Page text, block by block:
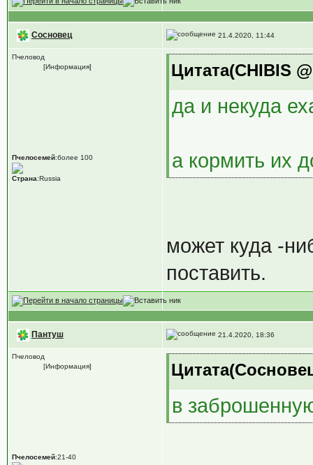
Сосновец 21.4.2020, 11:44
Пчеловод
[Информация]
Пчелосемей:более 100
Страна:Russia
Цитата(CHIBIS
да и некуда
а кормить их
может куда -
поставить.
Пантуш 21.4.2020, 18:36
Пчеловод
[Информация]
Пчелосемей:21-40
в